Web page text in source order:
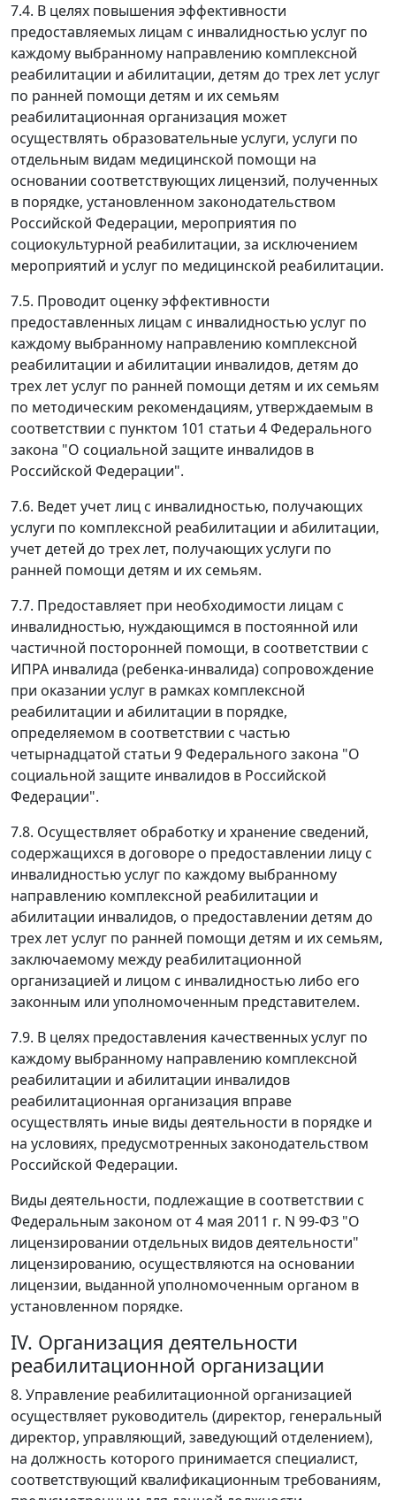
7.4. В целях повышения эффективности
предоставляемых лицам с инвалидностью услуг по
каждому выбранному направлению комплексной
реабилитации и абилитации, детям до трех лет услуг
по ранней помощи детям и их семьям
реабилитационная организация может
осуществлять образовательные услуги, услуги по
отдельным видам медицинской помощи на
основании соответствующих лицензий, полученных
в порядке, установленном законодательством
Российской Федерации, мероприятия по
социокультурной реабилитации, за исключением
мероприятий и услуг по медицинской реабилитации.
7.5. Проводит оценку эффективности
предоставленных лицам с инвалидностью услуг по
каждому выбранному направлению комплексной
реабилитации и абилитации инвалидов, детям до
трех лет услуг по ранней помощи детям и их семьям
по методическим рекомендациям, утверждаемым в
соответствии с пунктом 101 статьи 4 Федерального
закона "О социальной защите инвалидов в
Российской Федерации".
7.6. Ведет учет лиц с инвалидностью, получающих
услуги по комплексной реабилитации и абилитации,
учет детей до трех лет, получающих услуги по
ранней помощи детям и их семьям.
7.7. Предоставляет при необходимости лицам с
инвалидностью, нуждающимся в постоянной или
частичной посторонней помощи, в соответствии с
ИПРА инвалида (ребенка-инвалида) сопровождение
при оказании услуг в рамках комплексной
реабилитации и абилитации в порядке,
определяемом в соответствии с частью
четырнадцатой статьи 9 Федерального закона "О
социальной защите инвалидов в Российской
Федерации".
7.8. Осуществляет обработку и хранение сведений,
содержащихся в договоре о предоставлении лицу с
инвалидностью услуг по каждому выбранному
направлению комплексной реабилитации и
абилитации инвалидов, о предоставлении детям до
трех лет услуг по ранней помощи детям и их семьям,
заключаемому между реабилитационной
организацией и лицом с инвалидностью либо его
законным или уполномоченным представителем.
7.9. В целях предоставления качественных услуг по
каждому выбранному направлению комплексной
реабилитации и абилитации инвалидов
реабилитационная организация вправе
осуществлять иные виды деятельности в порядке и
на условиях, предусмотренных законодательством
Российской Федерации.
Виды деятельности, подлежащие в соответствии с
Федеральным законом от 4 мая 2011 г. N 99-ФЗ "О
лицензировании отдельных видов деятельности"
лицензированию, осуществляются на основании
лицензии, выданной уполномоченным органом в
установленном порядке.
IV. Организация деятельности
реабилитационной организации
8. Управление реабилитационной организацией
осуществляет руководитель (директор, генеральный
директор, управляющий, заведующий отделением),
на должность которого принимается специалист,
соответствующий квалификационным требованиям,